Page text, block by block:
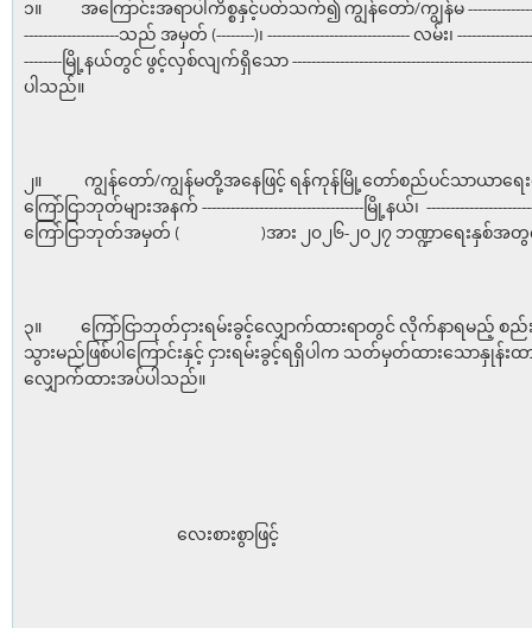
၁။ အကြောင်းအရာပါကိစ္စနှင့်ပတ်သက်၍ ကျွန်တော်/ကျွန်မ
--------------------သည် အမှတ် (--------)၊ ------------------------------ လမ်း၊
--------မြို့နယ်တွင် ဖွင့်လှစ်လျက်ရှိသော
ပါသည်။
၂။ ကျွန်တော်/ကျွန်မတို့အနေဖြင့် ရန်ကုန်မြို့တော်စည်ပင်သာယာရေ
ကြော်ငြာဘုတ်များအနက် ----------------------------------မြို့နယ်၊
ကြော်ငြာဘုတ်အမှတ် ( )အား ၂၀၂၆-၂၀၂၇ ဘဏ္ဍာရေးနှစ်အတွ
၃။ ကြော်ငြာဘုတ်ငှားရမ်းခွင့်လျှောက်ထားရာတွင် လိုက်နာရမည့် စည်
သွားမည်ဖြစ်ပါကြောင်းနှင့် ငှားရမ်းခွင့်ရရှိပါက သတ်မှတ်ထားသောနှုန်း
လျှောက်ထားအပ်ပါသည်။
လေးစားစွာဖြင့်